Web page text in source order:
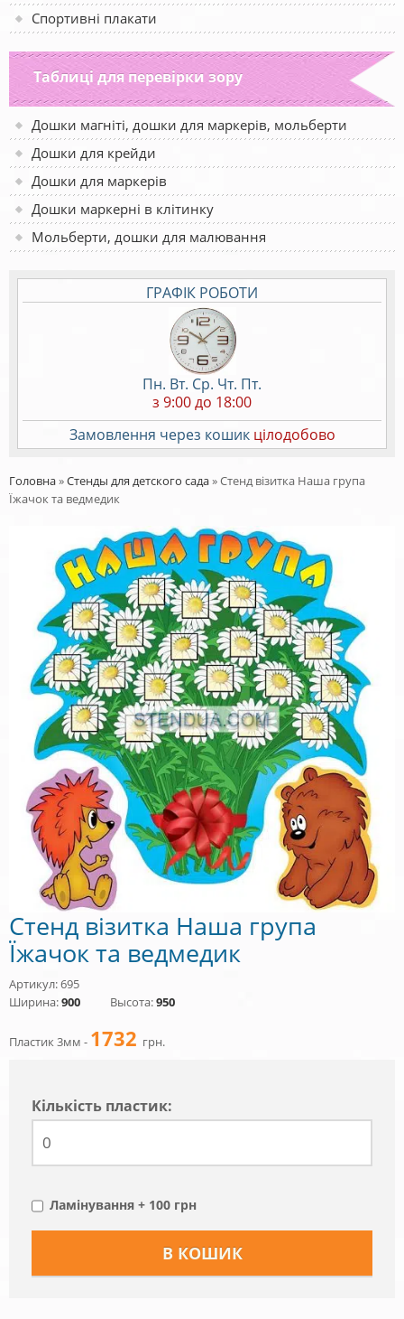
Спортивні плакати
Таблиці для перевірки зору
Дошки магніті, дошки для маркерів, мольберти
Дошки для крейди
Дошки для маркерів
Дошки маркерні в клітинку
Мольберти, дошки для малювання
ГРАФІК РОБОТИ
Пн. Вт. Ср. Чт. Пт.
з 9:00 до 18:00
Замовлення через кошик цілодобово
Головна»Стенды для детского сада»Стенд візитка Наша група
Їжачок та ведмедик
Стенд візитка Наша група
Їжачок та ведмедик
Артикул: 695
Ширина:900 Высота:950
Пластик 3мм - 1732 грн.
Кiлькiсть пластик:
Ламінування + 100 грн